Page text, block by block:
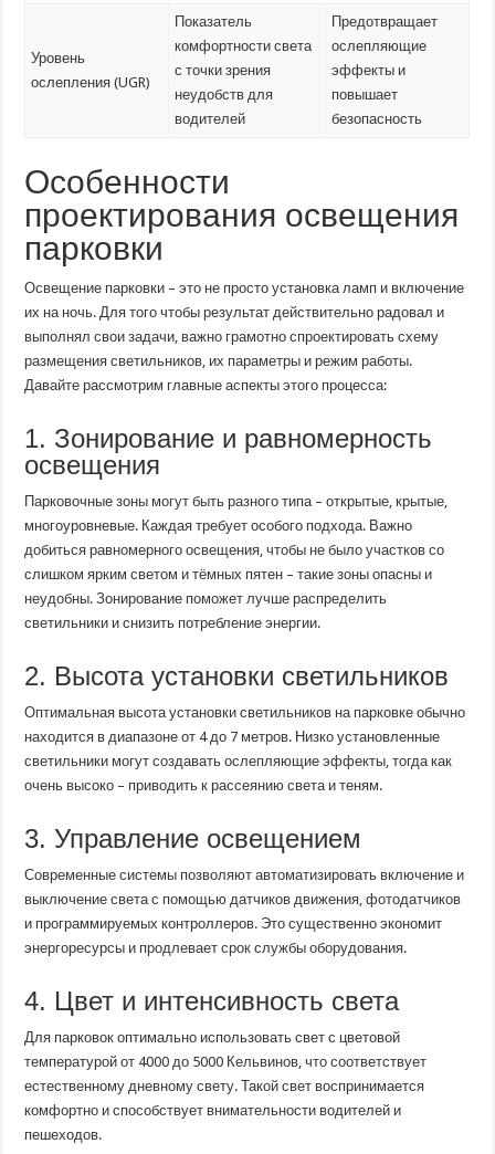
Уровень
ослепления (UGR)
Показатель
комфортности света
с точки зрения
неудобств для
водителей
Предотвращает
ослепляющие
эффекты и
повышает
безопасность
Особенности
проектирования освещения
парковки
Освещение парковки – это не просто установка ламп и включение
их на ночь. Для того чтобы результат действительно радовал и
выполнял свои задачи, важно грамотно спроектировать схему
размещения светильников, их параметры и режим работы.
Давайте рассмотрим главные аспекты этого процесса:
1. Зонирование и равномерность
освещения
Парковочные зоны могут быть разного типа – открытые, крытые,
многоуровневые. Каждая требует особого подхода. Важно
добиться равномерного освещения, чтобы не было участков со
слишком ярким светом и тёмных пятен – такие зоны опасны и
неудобны. Зонирование поможет лучше распределить
светильники и снизить потребление энергии.
2. Высота установки светильников
Оптимальная высота установки светильников на парковке обычно
находится в диапазоне от 4 до 7 метров. Низко установленные
светильники могут создавать ослепляющие эффекты, тогда как
очень высоко – приводить к рассеянию света и теням.
3. Управление освещением
Современные системы позволяют автоматизировать включение и
выключение света с помощью датчиков движения, фотодатчиков
и программируемых контроллеров. Это существенно экономит
энергоресурсы и продлевает срок службы оборудования.
4. Цвет и интенсивность света
Для парковок оптимально использовать свет с цветовой
температурой от 4000 до 5000 Кельвинов, что соответствует
естественному дневному свету. Такой свет воспринимается
комфортно и способствует внимательности водителей и
пешеходов.